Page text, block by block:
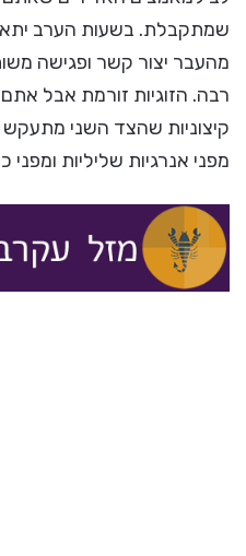
שמתקבלת. בשעות הערב
מהעבר יצור קשר ופגישה
רבה. הזוגיות זורמת אבל
קיצוניות שהצד השני
מפני אנרגיות שליליות ומפני